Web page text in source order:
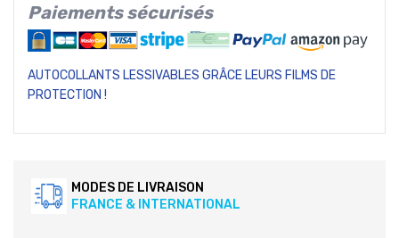
Paiements sécurisés
AUTOCOLLANTS LESSIVABLES GRÂCE LEURS FILMS DE
PROTECTION !
MODES DE LIVRAISON
FRANCE & INTERNATIONAL